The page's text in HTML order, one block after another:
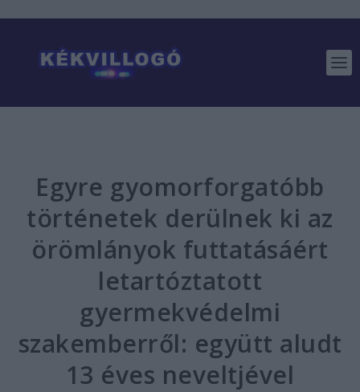
Egyre gyomorforgatóbb
történetek derülnek ki az
örömlányok futtatásáért
letartóztatott
gyermekvédelmi
szakemberről: együtt aludt
13 éves neveltjével